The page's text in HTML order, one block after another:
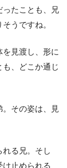
ったことも、兄
うですね。
を見渡し、形に
も、どこか通じ
。その姿は、見
る兄。そし
止められる